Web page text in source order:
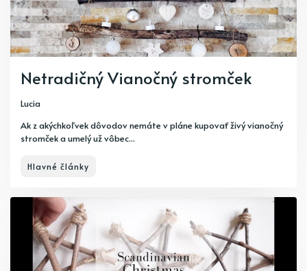
Netradičný Vianočný stromček
Lucia
Ak z akýchkoľvek dôvodov nemáte v pláne kupovať živý vianočný
stromček a umelý už vôbec...
Hlavné články